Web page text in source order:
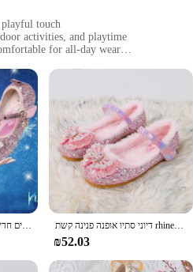
touch
activities, and playtime
for all-day wear
from school to playdates
on lightness. The vibrant
or engaging in outdoor activities,
looking for a reliable and
נעלי קריסטל נשים חדשות בנות יחיד נעליים קפואה aisha סופיה rhink נעלי מסיבות נעלי מופע נעלי מסיבות גודל 22-36 דיוני סתיו אופנה פנינה קשת rhinestone קפוא elsa נעלי ילדה שטוחות ילדים נסיכה חמות נעלי חורף חמות גודל 23-36
₪52.03